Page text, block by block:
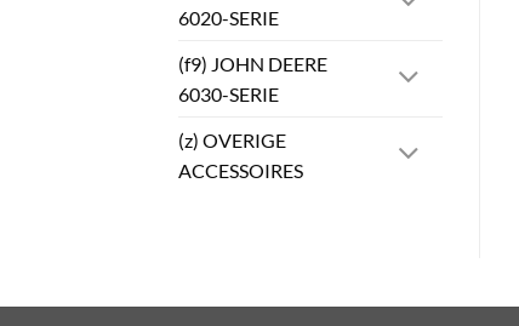
6020-SERIE
(f9) JOHN DEERE
6030-SERIE
(z) OVERIGE
ACCESSOIRES